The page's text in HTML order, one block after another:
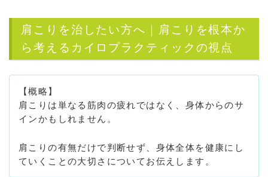
肩こりを治したい方へ｜肩こりを根本か
ら考えるカイロプラクティックの視点
【概略】
肩こりは単なる筋肉の疲れではなく、身体からのサ
インかもしれません。
肩こりの有無だけで判断せず、身体全体を健康にし
ていくことの大切さについてお伝えします。